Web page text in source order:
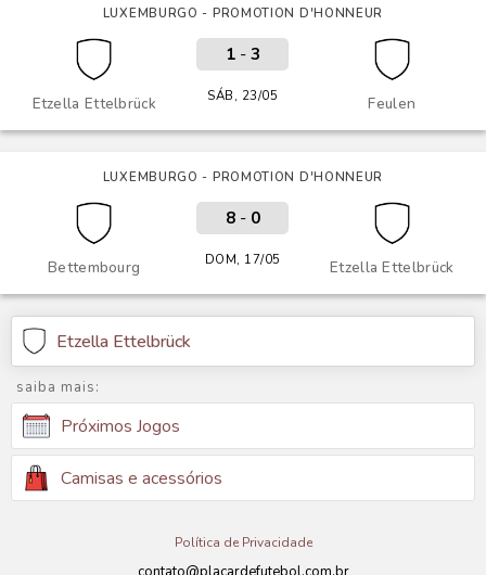
LUXEMBURGO - PROMOTION D'HONNEUR
Etzella Ettelbrück Feulen
1- 3
SÁB, 23/05
LUXEMBURGO - PROMOTION D'HONNEUR
Bettembourg Etzella Ettelbrück
8- 0
DOM, 17/05
Etzella Ettelbrück
saiba mais:
Próximos Jogos
Camisas e acessórios
Política de Privacidade